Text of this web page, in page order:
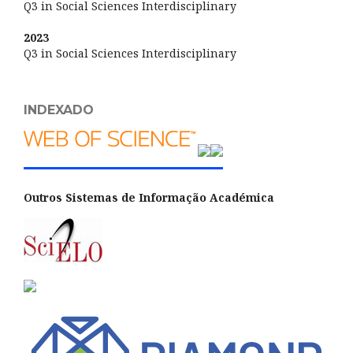
Q3 in Social Sciences Interdisciplinary
2023
Q3 in Social Sciences Interdisciplinary
INDEXADO
Outros Sistemas de Informação Académica